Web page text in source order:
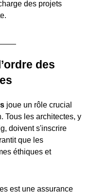
des projets
des
joue un rôle crucial
Tous les architectes, y
doivent s'inscrire
que les
éthiques et
est une assurance